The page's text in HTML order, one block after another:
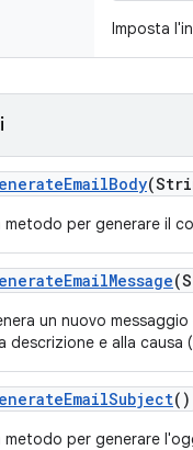
Imposta
EmailBody
metodo per generare il
EmailMessage
un nuovo
descrizione e alla
EmailSubject()
metodo per generare